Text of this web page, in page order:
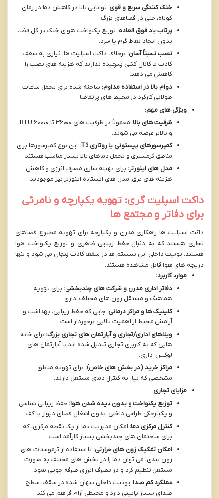
خنک کنندگی سریع و قوی: توانایی بالا در کاهش دما در زمان
کوتاه، حتی در فضاهای بزرگ.
پرتاب باد فوق العاده: توزیع یکنواخت هوای خنک در کل فضا،
بدون ایجاد نقاط گرم یا سرد.
نصب نسبتاً آسان: برخلاف داکت اسپلیت ها، نیازی به سقف
کاذب یا کانال کشی پیچیده ندارند که هزینه های نصب را
کاهش می دهد.
دوام بالا در استفاده مداوم: ساخته شده برای تحمل ساعات
طولانی کارکرد در محیط های پرتقاضا.
ویژگی های مهم:
ظرفیت های بالا:
معمولاً در ظرفیت های ۳۶۰۰۰ تا ۶۰۰۰۰ BTU
و بالاتر عرضه می شوند.
کمپرسورهای پیستونی یا روتاری T3:
این نوع کمپرسورها برای
مناطق گرمسیری و تحمل دماهای بالا بسیار مناسب هستند.
مدل های اینورتر: برای بهینه سازی مصرف انرژی و کاهش
هزینه های برق، مدل های ایستاده اینورتر نیز موجودند.
داکت اسپلیت گری: تهویه یکپارچه و نامرئی
برای دفاتر و مجتمع ها
داکت اسپلیت ها راهکاری مدرن و یکپارچه برای تهویه مطبوع فضاهای
تجاری هستند که به دنبال حفظ زیبایی ظاهری و توزیع یکنواخت هوا
هستند. یونیت داخلی این سیستم ها در سقف کاذب پنهان می شود و تنها
دریچه های هوا قابل مشاهده هستند.
موارد کاربرد:
دفاتر اداری مدرن و شرکت های چندبخشی: برای تهویه
هماهنگ و مستقل زون های مختلف اداری.
کلینیک ها و مراکز درمانی: جایی که حفظ زیبایی، بهداشت و
آرامش محیط از اهمیت بالایی برخوردار است.
ویلاهای اداری/تجاری و آپارتمان های تجاری بزرگ: برای خانه
هایی که به کاربری تجاری تبدیل شده اند یا آپارتمان های
لوکس اداری.
مراکز خرید (در بخش های خاص): برای تهویه مناطق
مشخصی که نیاز به کنترل دمای مستقل دارند.
مزایای تجاری:
توزیع یکنواخت و بدون دیده شدن هوا: حفظ زیبایی شناسی
و یکپارچگی طراحی داخلی، بدون اشغال فضای دیوار یا کف.
کنترل مرکزی دما: امکان مدیریت دما از یک نقطه مرکزی، که
برای ساختمان های چندبخشی بسیار کارآمد است.
امکان تفکیک زون های حرارتی: با استفاده از ترموستات های
زون بندی، می توان دما را در بخش های مختلف به صورت
مستقل تنظیم کرد و در مصرف انرژی صرفه جویی نمود.
عملکرد کم صدا: یونیت داخلی پنهان شده در سقف، سطح
صدای بسیار پایینی دارد و محیطی آرام فراهم می کند.